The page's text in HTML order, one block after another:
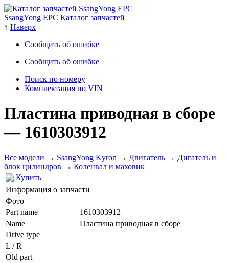
SsangYong EPC Каталог запчастей
↑ Наверх
Сообщить об ошибке
Сообщить об ошибке
Поиск по номеру
Комплектация по VIN
Пластина приводная в сборе
— 1610303912
Все модели → SsangYong Kyron → Двигатель → Дигатель и
блок цилиндров → Коленвал и маховик
Купить
Информация о запчасти
Фото
Part name
1610303912
Name
Пластина приводная в сборе
Drive type
L / R
Old part